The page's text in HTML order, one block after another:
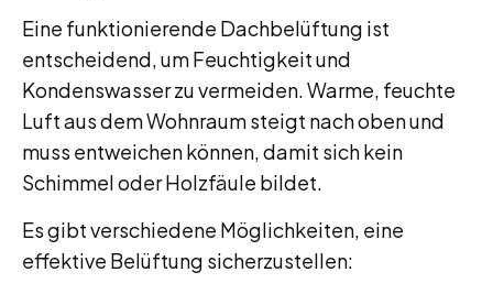
Eine funktionierende Dachbelüftung ist
entscheidend, um Feuchtigkeit und
Kondenswasser zu vermeiden. Warme, feuchte
Luft aus dem Wohnraum steigt nach oben und
muss entweichen können, damit sich kein
Schimmel oder Holzfäule bildet.
Es gibt verschiedene Möglichkeiten, eine
effektive Belüftung sicherzustellen: